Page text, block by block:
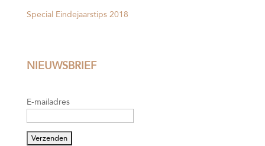
Special Eindejaarstips 2018
NIEUWSBRIEF
E-mailadres